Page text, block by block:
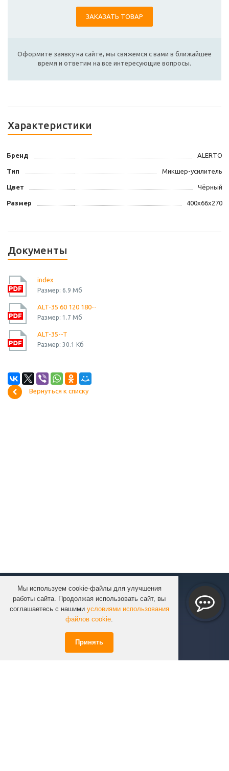
Мы используем cookie-файлы для улучшения
работы сайта. Продолжая использовать сайт, вы
соглашаетесь с нашими условиями использования
файлов cookie.
Принять
ЗАКАЗАТЬ ТОВАР
Оформите заявку на сайте, мы свяжемся с вами в ближайшее
время и ответим на все интересующие вопросы.
Характеристики
Бренд ALERTO
Тип Микшер-усилитель
Цвет Чёрный
Размер 400x66x270
Документы
index
Размер: 6.9 Мб
ALT-35 60 120 180--
Размер: 1.7 Мб
ALT-35--T
Размер: 30.1 Кб
Вернуться к списку
КОМПАНИЯ
КАТАЛОГ
УСЛУГИ
ИНФОРМАЦИЯ